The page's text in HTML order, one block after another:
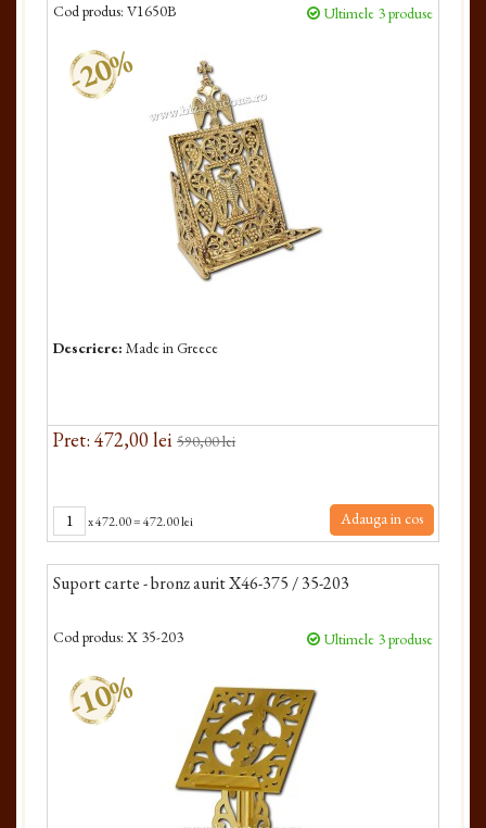
Cod produs: V1650B Ultimele 3 produse
-20%
Descriere: Made in Greece
Pret: 472,00 lei 590,00 lei
x472.00=472.00 lei Adauga in cos
Suport carte - bronz aurit X46-375 / 35-203
Cod produs: X 35-203 Ultimele 3 produse
-10%